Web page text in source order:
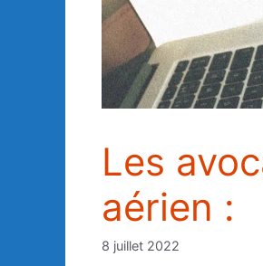
Les
aérien :
8 juillet 2022